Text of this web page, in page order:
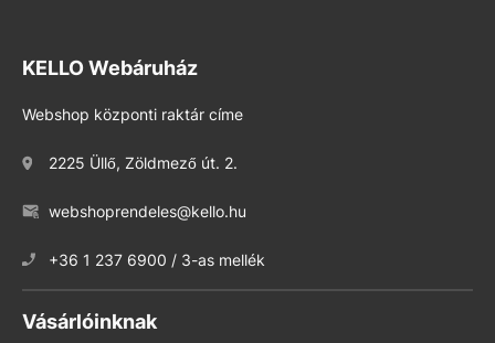
KELLO Webáruház
Webshop központi raktár címe
2225 Üllő, Zöldmező út. 2.
webshoprendeles@kello.hu
+36 1 237 6900 / 3-as mellék
Vásárlóinknak